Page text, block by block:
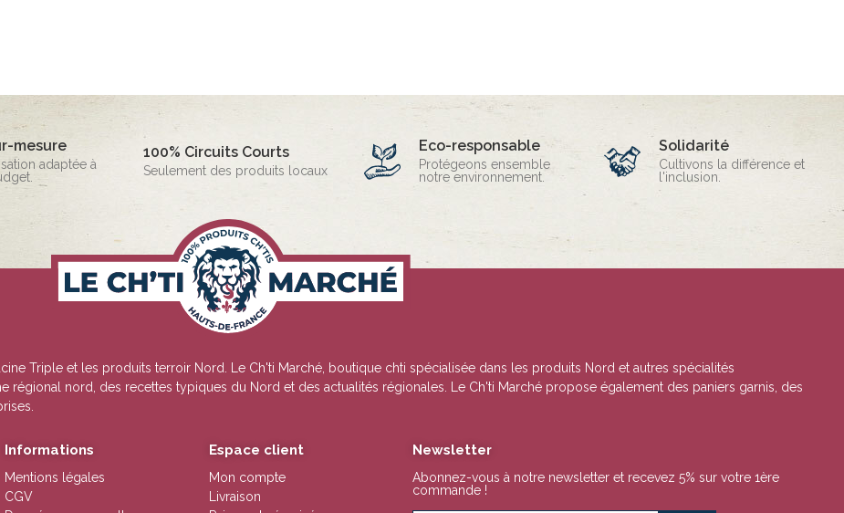
mesure
adaptée à
100% Circuits Courts
Seulement des produits locaux
Eco-responsable
Protégeons ensemble
notre environnement.
Solidarité
Cultivons la différence et
l'inclusion.
Triple et les produits terroir Nord. Le Ch'ti Marché, boutique chti spécialisée dans les produits Nord et autres spécialités
régional nord, des recettes typiques du Nord et des actualités régionales. Le Ch'ti Marché propose également des paniers garnis, des
Informations
Mentions légales
CGV
Espace client
Mon compte
Livraison
Newsletter
Abonnez-vous à notre newsletter et recevez 5% sur votre 1ère
commande !